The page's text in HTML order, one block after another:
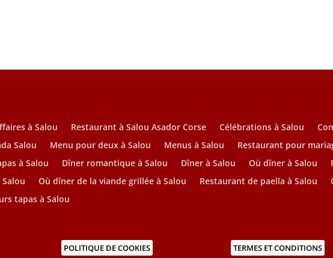
à Salou Restaurant à Salou Asador Corse Célébrations à Salou
Salou Menu pour deux à Salou Menus à Salou Restaurant pour
à Salou Dîner romantique à Salou Dîner à Salou Où dîner à Salou
Où dîner de la viande grillée à Salou Restaurant de paella à Salou
tapas à Salou
POLITIQUE DE COOKIES TERMES ET CONDITIONS